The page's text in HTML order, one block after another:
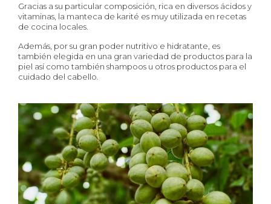
Gracias a su particular composición, rica en diversos ácidos y
vitaminas, la manteca de karité es muy utilizada en recetas
de cocina locales.
Además, por su gran poder nutritivo e hidratante, es
también elegida en una gran variedad de productos para la
piel así como también shampoos u otros productos para el
cuidado del cabello.